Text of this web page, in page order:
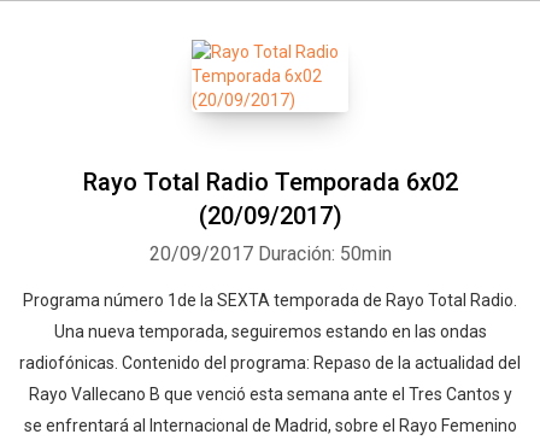
Rayo Total Radio Temporada 6x02
(20/09/2017)
20/09/2017 Duración: 50min
Programa número 1de la SEXTA temporada de Rayo Total Radio.
Una nueva temporada, seguiremos estando en las ondas
radiofónicas. Contenido del programa: Repaso de la actualidad del
Rayo Vallecano B que venció esta semana ante el Tres Cantos y
se enfrentará al Internacional de Madrid, sobre el Rayo Femenino